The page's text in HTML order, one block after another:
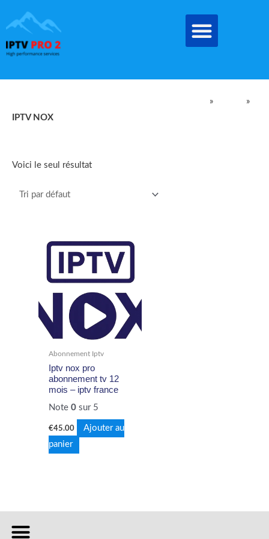
au
contenu
»
»
IPTV NOX
Voici le seul résultat
Abonnement Iptv
Iptv nox pro
abonnement tv 12
mois – iptv france
Note0 sur 5
€45.00
Ajouter au
panier